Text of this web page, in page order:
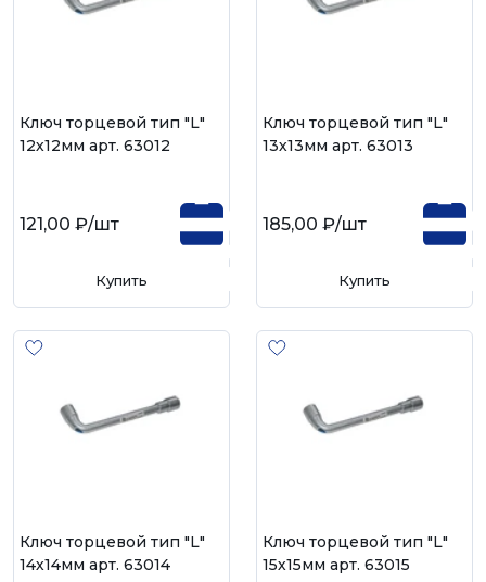
Ключ торцевой тип "L"
12х12мм арт. 63012
121,00 ₽/шт
Купить
Ключ торцевой тип "L"
13х13мм арт. 63013
185,00 ₽/шт
Купить
Ключ торцевой тип "L"
14х14мм арт. 63014
Ключ торцевой тип "L"
15х15мм арт. 63015